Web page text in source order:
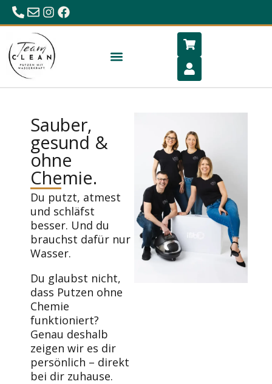
0680/23 86 984
office@hygiene-schlafen.com
Sauber,
gesund &
ohne
Chemie.
Du putzt, atmest
und schläfst
besser. Und du
brauchst dafür nur
Wasser.
Du glaubst nicht,
dass Putzen ohne
Chemie
funktioniert?
Genau deshalb
zeigen wir es dir
persönlich – direkt
bei dir zuhause.